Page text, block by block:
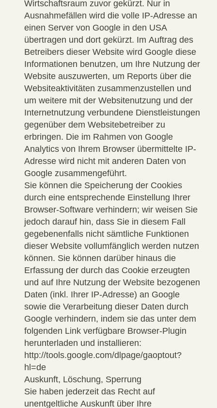
Wirtschaftsraum zuvor gekürzt. Nur in
Ausnahmefällen wird die volle IP-Adresse an
einen Server von Google in den USA
übertragen und dort gekürzt. Im Auftrag des
Betreibers dieser Website wird Google diese
Informationen benutzen, um Ihre Nutzung der
Website auszuwerten, um Reports über die
Websiteaktivitäten zusammenzustellen und
um weitere mit der Websitenutzung und der
Internetnutzung verbundene Dienstleistungen
gegenüber dem Websitebetreiber zu
erbringen. Die im Rahmen von Google
Analytics von Ihrem Browser übermittelte IP-
Adresse wird nicht mit anderen Daten von
Google zusammengeführt.
Sie können die Speicherung der Cookies
durch eine entsprechende Einstellung Ihrer
Browser-Software verhindern; wir weisen Sie
jedoch darauf hin, dass Sie in diesem Fall
gegebenenfalls nicht sämtliche Funktionen
dieser Website vollumfänglich werden nutzen
können. Sie können darüber hinaus die
Erfassung der durch das Cookie erzeugten
und auf Ihre Nutzung der Website bezogenen
Daten (inkl. Ihrer IP-Adresse) an Google
sowie die Verarbeitung dieser Daten durch
Google verhindern, indem sie das unter dem
folgenden Link verfügbare Browser-Plugin
herunterladen und installieren:
http://tools.google.com/dlpage/gaoptout?
hl=de
Auskunft, Löschung, Sperrung
Sie haben jederzeit das Recht auf
unentgeltliche Auskunft über Ihre